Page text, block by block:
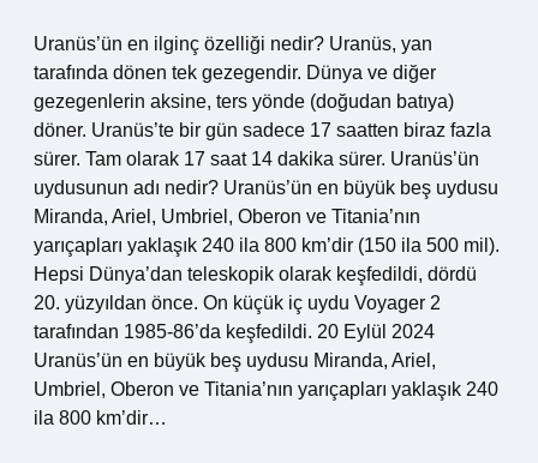
Uranüs’ün en ilginç özelliği nedir? Uranüs, yan
tarafında dönen tek gezegendir. Dünya ve diğer
gezegenlerin aksine, ters yönde (doğudan batıya)
döner. Uranüs’te bir gün sadece 17 saatten biraz fazla
sürer. Tam olarak 17 saat 14 dakika sürer. Uranüs’ün
uydusunun adı nedir? Uranüs’ün en büyük beş uydusu
Miranda, Ariel, Umbriel, Oberon ve Titania’nın
yarıçapları yaklaşık 240 ila 800 km’dir (150 ila 500 mil).
Hepsi Dünya’dan teleskopik olarak keşfedildi, dördü
20. yüzyıldan önce. On küçük iç uydu Voyager 2
tarafından 1985-86’da keşfedildi. 20 Eylül 2024
Uranüs’ün en büyük beş uydusu Miranda, Ariel,
Umbriel, Oberon ve Titania’nın yarıçapları yaklaşık 240
ila 800 km’dir…